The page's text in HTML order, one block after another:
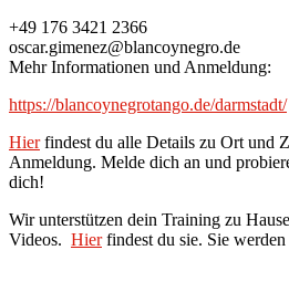
+49 176 3421 2366
oscar.gimenez@blancoynegro.de
Mehr Informationen und Anmeldung:
https://blancoynegrotango.de/darmstadt/
Hierfindest du alle Details zu Ort und
Anmeldung. Melde dich an und
dich!
Wir unterstützen dein Training zu
Videos. Hierfindest du sie. Sie